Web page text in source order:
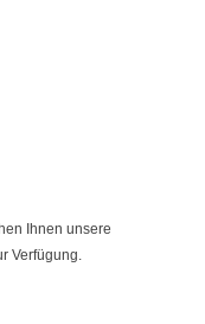
Ihnen unsere
Verfügung.